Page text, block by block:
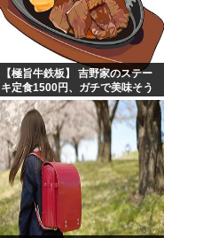
【極旨牛鉄板】 吉野家のステー
キ定食1500円、ガチで美味そう
ｗｗｗ